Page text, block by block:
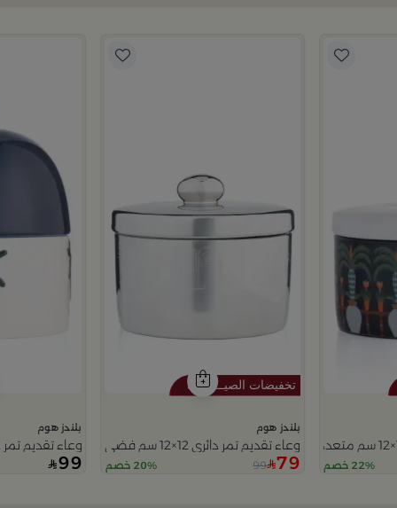
22% خصم
بلندز هوم
وعاء تقديم تمر دائري 12×12 سم فضي من الخزف الحجري بغطاء من عسيب
79
99 20% خصم
بلندز هوم
وعاء تقديم تمر دائري 12×12 سم أبيض وأزرق من الخزف
99